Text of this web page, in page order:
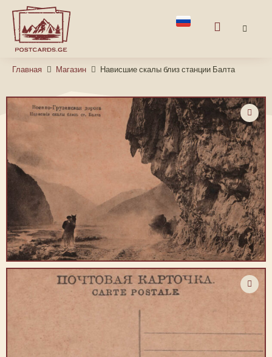
Главная Магазин Нависшие скалы близ станции Балта